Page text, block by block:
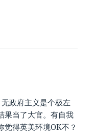
政府主义是个极左
果当了大官。有自我
觉得英美环境OK不？